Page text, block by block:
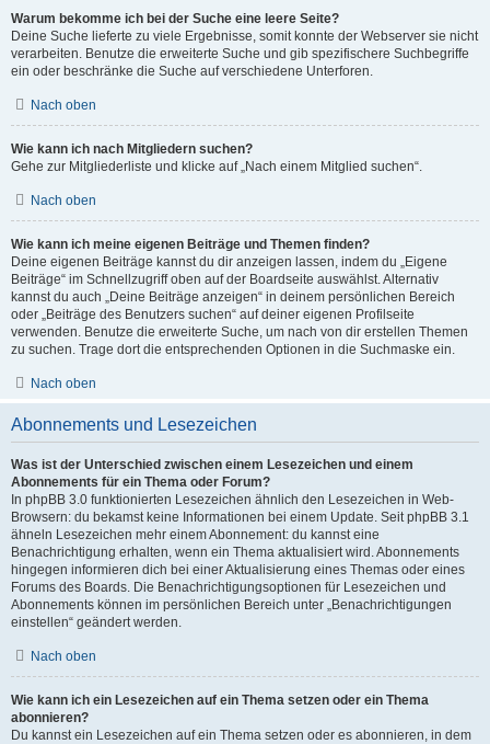
Warum bekomme ich bei der Suche eine leere Seite?
Deine Suche lieferte zu viele Ergebnisse, somit konnte der Webserver sie nicht
verarbeiten. Benutze die erweiterte Suche und gib spezifischere Suchbegriffe
ein oder beschränke die Suche auf verschiedene Unterforen.
Nach oben
Wie kann ich nach Mitgliedern suchen?
Gehe zur Mitgliederliste und klicke auf „Nach einem Mitglied suchen“.
Nach oben
Wie kann ich meine eigenen Beiträge und Themen finden?
Deine eigenen Beiträge kannst du dir anzeigen lassen, indem du „Eigene
Beiträge“ im Schnellzugriff oben auf der Boardseite auswählst. Alternativ
kannst du auch „Deine Beiträge anzeigen“ in deinem persönlichen Bereich
oder „Beiträge des Benutzers suchen“ auf deiner eigenen Profilseite
verwenden. Benutze die erweiterte Suche, um nach von dir erstellen Themen
zu suchen. Trage dort die entsprechenden Optionen in die Suchmaske ein.
Nach oben
Abonnements und Lesezeichen
Was ist der Unterschied zwischen einem Lesezeichen und einem
Abonnements für ein Thema oder Forum?
In phpBB 3.0 funktionierten Lesezeichen ähnlich den Lesezeichen in Web-
Browsern: du bekamst keine Informationen bei einem Update. Seit phpBB 3.1
ähneln Lesezeichen mehr einem Abonnement: du kannst eine
Benachrichtigung erhalten, wenn ein Thema aktualisiert wird. Abonnements
hingegen informieren dich bei einer Aktualisierung eines Themas oder eines
Forums des Boards. Die Benachrichtigungsoptionen für Lesezeichen und
Abonnements können im persönlichen Bereich unter „Benachrichtigungen
einstellen“ geändert werden.
Nach oben
Wie kann ich ein Lesezeichen auf ein Thema setzen oder ein Thema
abonnieren?
Du kannst ein Lesezeichen auf ein Thema setzen oder es abonnieren, in dem